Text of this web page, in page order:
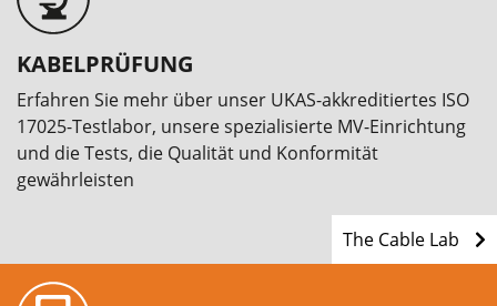
KABELPRÜFUNG
Erfahren Sie mehr über unser UKAS-akkreditiertes ISO
17025-Testlabor, unsere spezialisierte MV-Einrichtung
und die Tests, die Qualität und Konformität
gewährleisten
The Cable Lab